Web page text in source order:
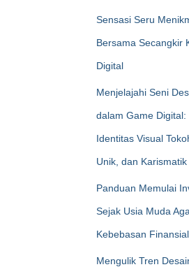
Sensasi Seru
Bersama Secangkir
Digital
Menjelajahi Seni
dalam Game
Identitas Visual
Unik, dan Karismatik
Panduan Memulai
Sejak Usia Muda
Kebebasan Finansial
Mengulik Tren